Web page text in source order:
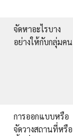
จัดหาอะไรบาง
อย่างให้กับกลุ่มคน
การออกแบบหรือ
จัดวางสถานที่หรือ